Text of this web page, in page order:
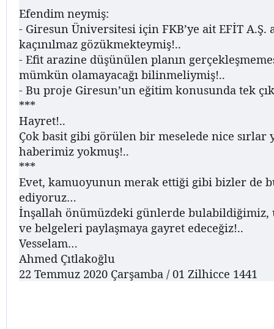
Efendim neymiş:
- Giresun Üniversitesi için FKB’ye ait EFİT
kaçınılmaz gözükmekteymiş!..
- Efit arazine düşünülen planın
mümkün olamayacağı bilinmeliymiş!..
- Bu proje Giresun’un eğitim konusunda tek
***
Hayret!..
Çok basit gibi görülen bir meselede nice sırlar
haberimiz yokmuş!..
***
Evet, kamuoyunun merak ettiği gibi bizler de
ediyoruz…
İnşallah önümüzdeki günlerde
ve belgeleri paylaşmaya gayret edeceğiz!..
Vesselam…
Ahmed Çıtlakoğlu
22 Temmuz 2020 Çarşamba / 01 Zilhicce 1441